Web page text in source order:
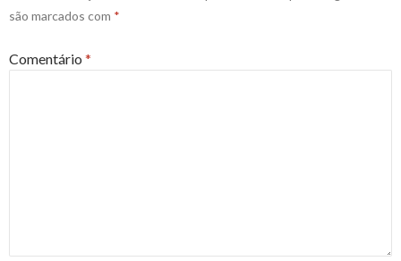
são marcados com *
Comentário *